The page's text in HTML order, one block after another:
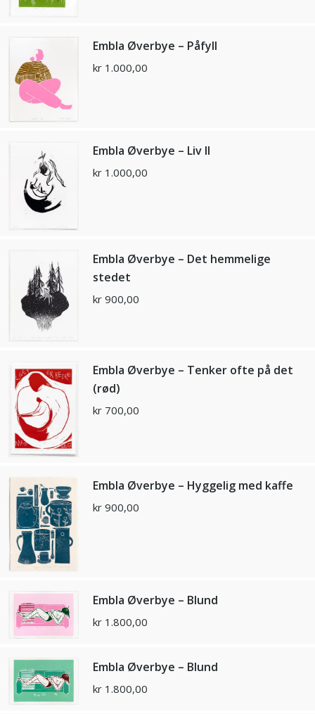
Embla Øverbye – Påfyll
kr 1.000,00
Embla Øverbye – Liv II
kr 1.000,00
Embla Øverbye – Det hemmelige
stedet
kr 900,00
Embla Øverbye – Tenker ofte på det
(rød)
kr 700,00
Embla Øverbye – Hyggelig med kaffe
kr 900,00
Embla Øverbye – Blund
kr 1.800,00
Embla Øverbye – Blund
kr 1.800,00